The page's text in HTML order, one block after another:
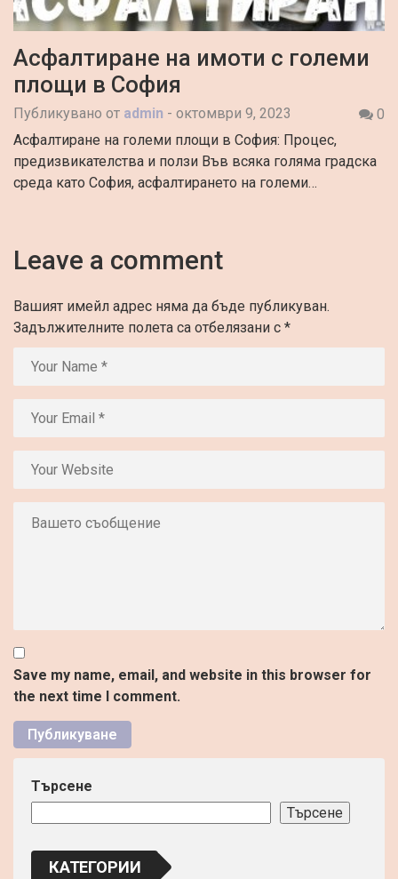
Асфалтиране на имоти с големи
площи в София
Публикувано от admin - октомври 9, 2023
0
Асфалтиране на големи площи в София: Процес,
предизвикателства и ползи Във всяка голяма градска
среда като София, асфалтирането на големи…
Leave a comment
Вашият имейл адрес няма да бъде публикуван.
Задължителните полета са отбелязани с *
Save my name, email, and website in this browser for
the next time I comment.
Търсене
Търсене
КАТЕГОРИИ